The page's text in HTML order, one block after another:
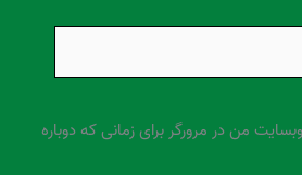
من در مرورگر برای زمانی که دوباره